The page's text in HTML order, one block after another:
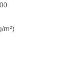
m²)